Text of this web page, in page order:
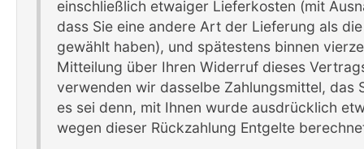
einschließlich etwaiger Lieferkosten (mit
dass Sie eine andere Art der Lieferung als
gewählt haben), und spätestens binnen
Mitteilung über Ihren Widerruf dieses
verwenden wir dasselbe Zahlungsmittel, das
es sei denn, mit Ihnen wurde ausdrücklich
wegen dieser Rückzahlung Entgelte